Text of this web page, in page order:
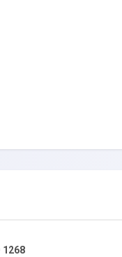
1268